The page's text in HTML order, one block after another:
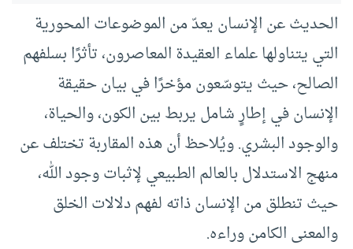
الحديث عن الإنسان يعدّ من الموضوعات المحورية
التي يتناولها علماء العقيدة المعاصرون، تأثرًا بسلفهم
الصالح، حيث يتوسّعون مؤخرًا في بيان حقيقة
الإنسان في إطارٍ شامل يربط بين الكون، والحياة،
والوجود البشري. ويُلاحظ أن هذه المقاربة تختلف عن
منهج الاستدلال بالعالم الطبيعي لإثبات وجود الله،
حيث تنطلق من الإنسان ذاته لفهم دلالات الخلق
والمعنى الكامن وراءه.